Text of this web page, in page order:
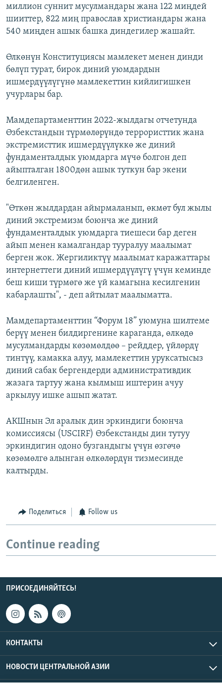
миллион суннит мусулмандары жана 122 миңдей
шииттер, 822 миң православ христиандары жана
540 миңден ашык башка диндегилер жашайт.
Өлкөнүн Конституциясы мамлекет менен динди
бөлүп турат, бирок диний уюмдардын
ишмердүүлүгүнө мамлекеттин кийлигишкен
учурлары бар.
Мамдепартаменттин 2022-жылдагы отчетунда
Өзбекстандын түрмөлөрүндө террористтик жана
экстремисттик ишмердүүлүккө же диний
фундаменталдык уюмдарга мүчө болгон деп
айыпталган 1800дөн ашык туткун бар экени
белгиленген.
"Өткөн жылдардан айырмаланып, өкмөт бул жылы
диний экстремизм боюнча же диний
фундаменталдык уюмдарга тиешеси бар деген
айып менен камалгандар тууралуу маалымат
берген жок. Жергиликтүү маалымат каражаттары
интернеттеги диний ишмердүүлүгү үчүн кеминде
беш киши түрмөгө же үй камагына кесилгенин
кабарлашты", - деп айтылат маалыматта.
Мамдепартаменттин “Форум 18” уюмуна шилтеме
берүү менен билдиргенине караганда, өлкөдө
мусулмандарды көзөмөлдөө – рейддер, үйлөрдү
тинтүү, камакка алуу, мамлекеттин уруксатысыз
диний сабак бергендерди административдик
жазага тартуу жана кылмыш иштерин ачуу
аркылуу ишке ашып жатат.
АКШнын Эл аралык дин эркиндиги боюнча
комиссиясы (USCIRF) Өзбекстанды дин тутуу
эркиндигин одоно бузгандыгы үчүн өзгөчө
көзөмөлгө алынган өлкөлөрдүн тизмесинде
калтырды.
Поделиться Follow us
Continue reading
ПРИСОЕДИНЯЙТЕСЬ!
КОНТАКТЫ
НОВОСТИ ЦЕНТРАЛЬНОЙ АЗИИ